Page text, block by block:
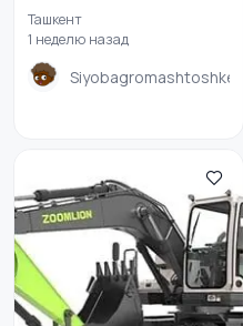
Ташкент
1 неделю назад
Siyobagromashtoshkent